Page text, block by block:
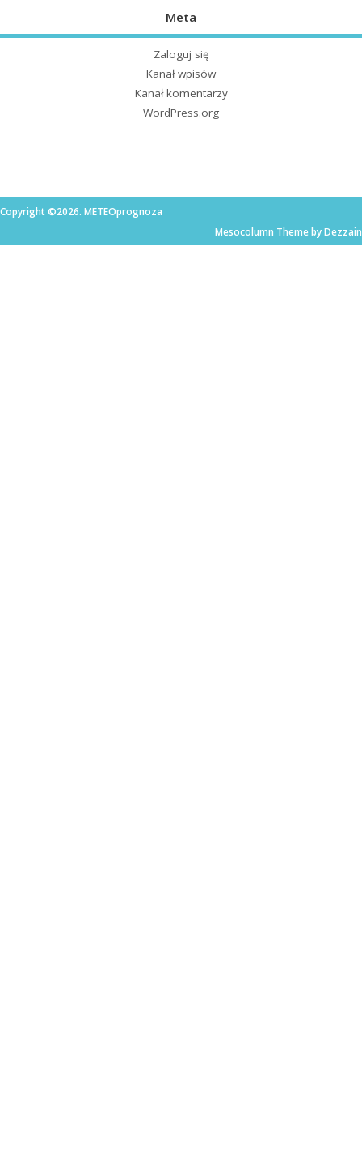
Meta
Zaloguj się
Kanał wpisów
Kanał komentarzy
WordPress.org
Copyright ©2026. METEOprognoza
Mesocolumn Theme by Dezzain